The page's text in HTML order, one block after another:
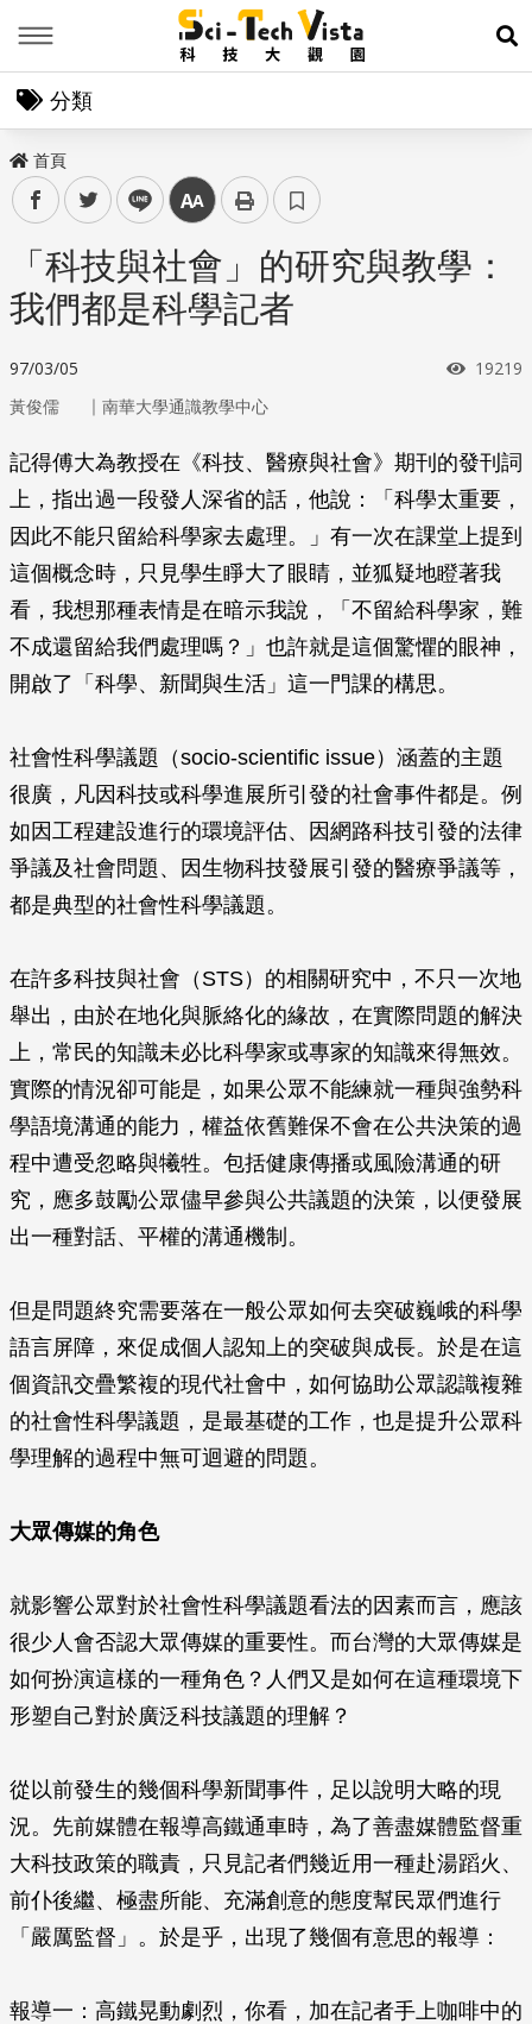
展
分類
首頁
facebooktwitter line 中
「科技與社會」的研究與教學：
我們都是科學記者
97/03/05 瀏覽次
19219
黃俊儒 ｜ 南華大學通識教學中心
記得傅大為教授在《科技、醫療與社會》期刊的發刊詞
上，指出過一段發人深省的話，他說：「科學太重要，
因此不能只留給科學家去處理。」有一次在課堂上提到
這個概念時，只見學生睜大了眼睛，並狐疑地瞪著我
看，我想那種表情是在暗示我說，「不留給科學家，難
不成還留給我們處理嗎？」也許就是這個驚懼的眼神，
開啟了「科學、新聞與生活」這一門課的構思。
社會性科學議題（socio-scientific issue）涵蓋的主題
很廣，凡因科技或科學進展所引發的社會事件都是。例
如因工程建設進行的環境評估、因網路科技引發的法律
爭議及社會問題、因生物科技發展引發的醫療爭議等，
都是典型的社會性科學議題。
在許多科技與社會（STS）的相關研究中，不只一次地
舉出，由於在地化與脈絡化的緣故，在實際問題的解決
上，常民的知識未必比科學家或專家的知識來得無效。
實際的情況卻可能是，如果公眾不能練就一種與強勢科
學語境溝通的能力，權益依舊難保不會在公共決策的過
程中遭受忽略與犧牲。包括健康傳播或風險溝通的研
究，應多鼓勵公眾儘早參與公共議題的決策，以便發展
出一種對話、平權的溝通機制。
但是問題終究需要落在一般公眾如何去突破巍峨的科學
語言屏障，來促成個人認知上的突破與成長。於是在這
個資訊交疊繁複的現代社會中，如何協助公眾認識複雜
的社會性科學議題，是最基礎的工作，也是提升公眾科
學理解的過程中無可迴避的問題。
大眾傳媒的角色
就影響公眾對於社會性科學議題看法的因素而言，應該
很少人會否認大眾傳媒的重要性。而台灣的大眾傳媒是
如何扮演這樣的一種角色？人們又是如何在這種環境下
形塑自己對於廣泛科技議題的理解？
從以前發生的幾個科學新聞事件，足以說明大略的現
況。先前媒體在報導高鐵通車時，為了善盡媒體監督重
大科技政策的職責，只見記者們幾近用一種赴湯蹈火、
前仆後繼、極盡所能、充滿創意的態度幫民眾們進行
「嚴厲監督」。於是乎，出現了幾個有意思的報導：
報導一：高鐵晃動劇烈，你看，加在記者手上咖啡中的